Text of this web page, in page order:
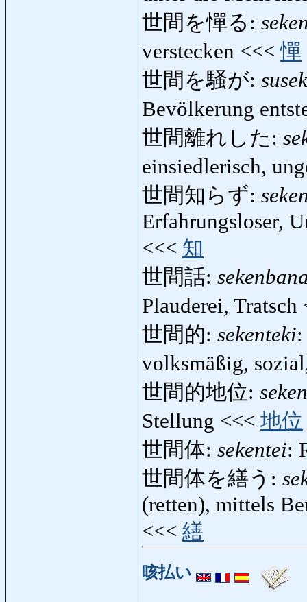
世間を憚る:
verstecken <<<憚
世間を騒が:
Bevölkerung
世間離れした:
einsiedlerisch,
世間知らず:
Erfahrungsloser,
<<< 知
世間話:
Plauderei,
世間的: sekenteki
volksmäßig,
世間的地位:
Stellung <<< 地位
世間体: sekentei:
世間体を繕う:
(retten), mittels
<<< 繕
咳払い